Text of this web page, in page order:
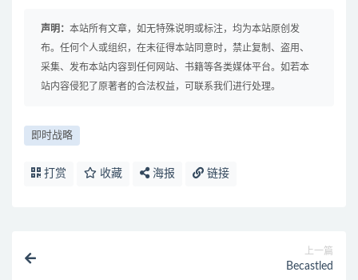
声明： 本站所有文章，如无特殊说明或标注，均为本站原创发
布。任何个人或组织，在未征得本站同意时，禁止复制、盗用、
采集、发布本站内容到任何网站、书籍等各类媒体平台。如若本
站内容侵犯了原著者的合法权益，可联系我们进行处理。
即时战略
打赏 收藏 海报 链接
上一篇
Becastled